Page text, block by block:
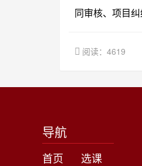
同审核、项目
阅读：4619
导航
首页
选课